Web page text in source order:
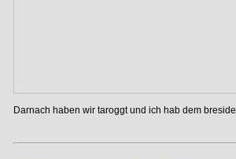
Darnach haben wir taroggt und ich hab dem